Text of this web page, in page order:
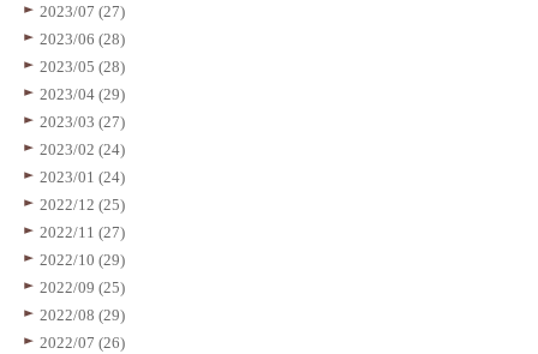
2023/07 (27)
2023/06 (28)
2023/05 (28)
2023/04 (29)
2023/03 (27)
2023/02 (24)
2023/01 (24)
2022/12 (25)
2022/11 (27)
2022/10 (29)
2022/09 (25)
2022/08 (29)
2022/07 (26)